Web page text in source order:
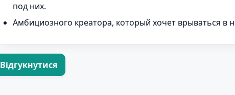
под них.
Амбициозного креатора, который хочет врываться в
Відгукнутися